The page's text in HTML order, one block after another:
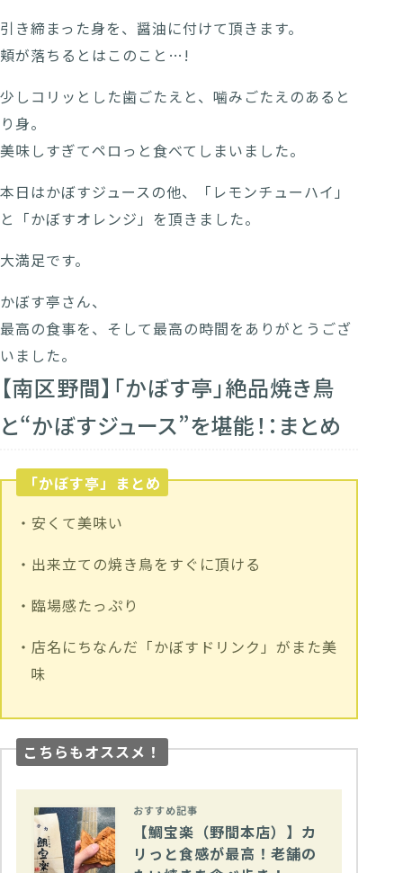
引き締まった身を、醤油に付けて頂きます。
頬が落ちるとはこのこと…!
少しコリッとした歯ごたえと、噛みごたえのあると
り身。
美味しすぎてペロっと食べてしまいました。
本日はかぼすジュースの他、「レモンチューハイ」
と「かぼすオレンジ」を頂きました。
大満足です。
かぼす亭さん、
最高の食事を、そして最高の時間をありがとうござ
いました。
【南区野間】「かぼす亭」絶品焼き鳥
と“かぼすジュース”を堪能！：まとめ
「かぼす亭」まとめ
・安くて美味い
・出来立ての焼き鳥をすぐに頂ける
・臨場感たっぷり
・店名にちなんだ「かぼすドリンク」がまた美
味
こちらもオススメ！
おすすめ記事
【鯛宝楽（野間本店）】カ
リっと食感が最高！老舗の